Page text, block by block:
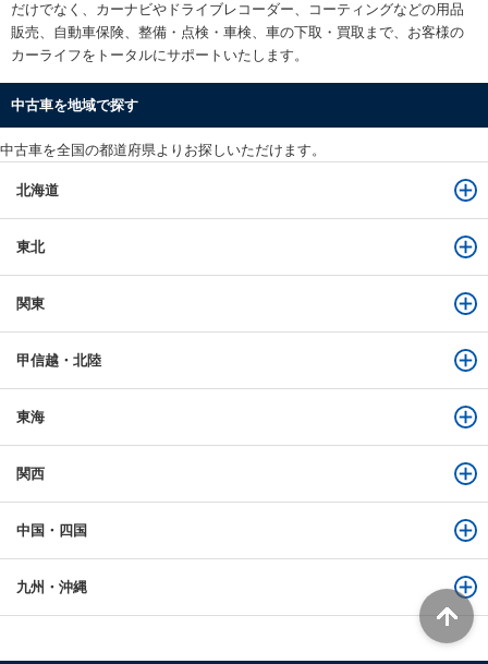
だけでなく、カーナビやドライブレコーダー、コーティングなどの用品
販売、自動車保険、整備・点検・車検、車の下取・買取まで、お客様の
カーライフをトータルにサポートいたします。
中古車を地域で探す
中古車を全国の都道府県よりお探しいただけます。
北海道
東北
関東
甲信越・北陸
東海
関西
中国・四国
九州・沖縄